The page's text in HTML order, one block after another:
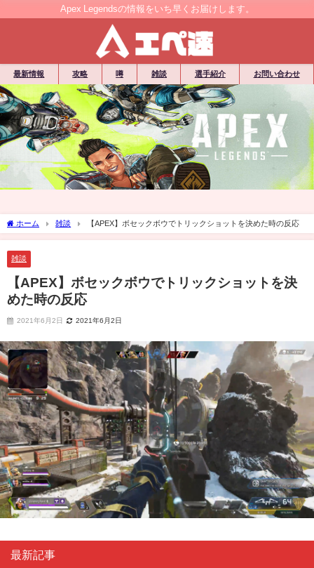
Apex Legendsの情報をいち早くお届けします。
最新情報 攻略 噂 雑談 選手紹介 お問い合わせ
ホーム 雑談 【APEX】ボセックボウでトリックショットを決めた時の反応
雑談
【APEX】ボセックボウでトリックショットを決
めた時の反応
2021年6月2日 2021年6月2日
最新記事